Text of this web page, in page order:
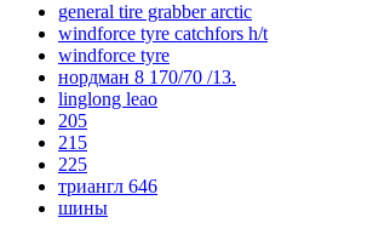
general tire grabber arctic
windforce tyre catchfors h/t
windforce tyre
нордман 8 170/70 /13.
linglong leao
205
215
225
триангл 646
шины